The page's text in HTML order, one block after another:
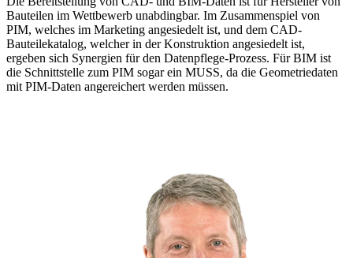
Bauteilen im Wettbewerb unabdingbar. Im Zusammenspiel von
PIM, welches im Marketing angesiedelt ist, und dem CAD-
Bauteilekatalog, welcher in der Konstruktion angesiedelt ist,
ergeben sich Synergien für den Datenpflege-Prozess. Für BIM ist
die Schnittstelle zum PIM sogar ein MUSS, da die Geometriedaten
mit PIM-Daten angereichert werden müssen.